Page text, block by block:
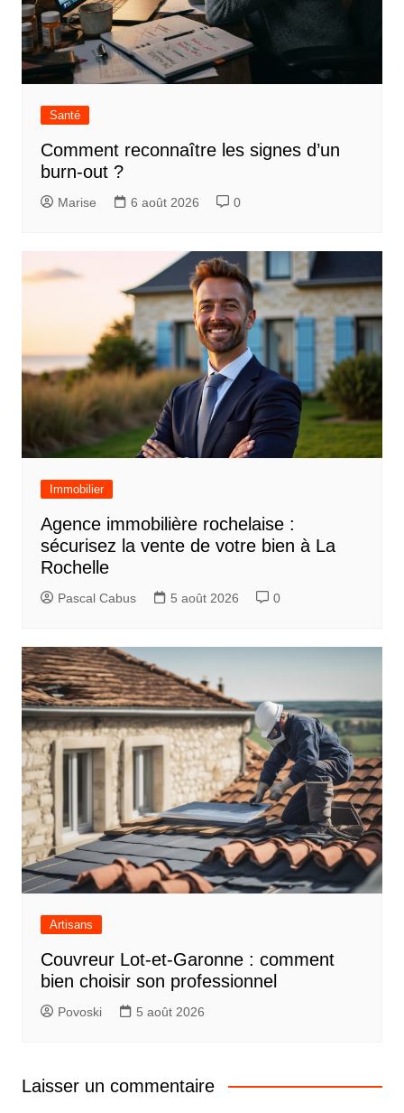
Santé
Comment reconnaître les signes d’un
burn-out ?
Marise 6 août 2026 0
Immobilier
Agence immobilière rochelaise :
sécurisez la vente de votre bien à La
Rochelle
Pascal Cabus 5 août 2026 0
Artisans
Couvreur Lot-et-Garonne : comment
bien choisir son professionnel
Povoski 5 août 2026
Laisser un commentaire